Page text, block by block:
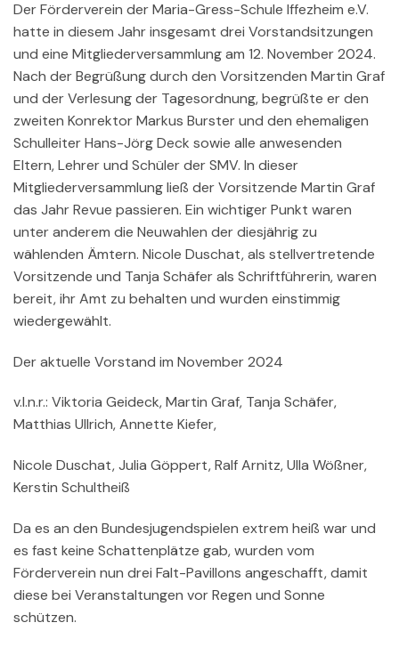
Der Förderverein der Maria-Gress-Schule Iffezheim e.V.
hatte in diesem Jahr insgesamt drei Vorstandsitzungen
und eine Mitgliederversammlung am 12. November 2024.
Nach der Begrüßung durch den Vorsitzenden Martin Graf
und der Verlesung der Tagesordnung, begrüßte er den
zweiten Konrektor Markus Burster und den ehemaligen
Schulleiter Hans-Jörg Deck sowie alle anwesenden
Eltern, Lehrer und Schüler der SMV. In dieser
Mitgliederversammlung ließ der Vorsitzende Martin Graf
das Jahr Revue passieren. Ein wichtiger Punkt waren
unter anderem die Neuwahlen der diesjährig zu
wählenden Ämtern. Nicole Duschat, als stellvertretende
Vorsitzende und Tanja Schäfer als Schriftführerin, waren
bereit, ihr Amt zu behalten und wurden einstimmig
wiedergewählt.
Der aktuelle Vorstand im November 2024
v.l.n.r.: Viktoria Geideck, Martin Graf, Tanja Schäfer,
Matthias Ullrich, Annette Kiefer,
Nicole Duschat, Julia Göppert, Ralf Arnitz, Ulla Wößner,
Kerstin Schultheiß
Da es an den Bundesjugendspielen extrem heiß war und
es fast keine Schattenplätze gab, wurden vom
Förderverein nun drei Falt-Pavillons angeschafft, damit
diese bei Veranstaltungen vor Regen und Sonne
schützen.